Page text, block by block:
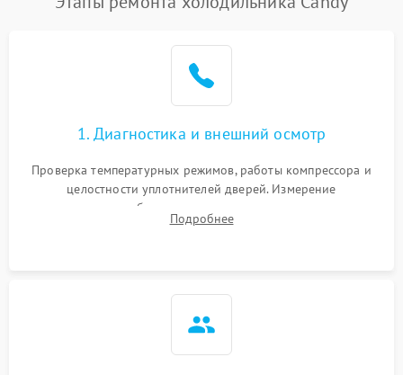
Поломка системы No Frost 2600 ₽ Подробнее →
работе
2000 ₽ Подробнее →
1000 ₽
1800 ₽
1. Диагностика и внешний осмотр
Проверка температурных режимов, работы компрессора и
целостности уплотнителей дверей. Измерение
сопротивления обмоток мотора, проверка термостата и
считывание кодов ошибок с электронного дисплея.
Подробнее